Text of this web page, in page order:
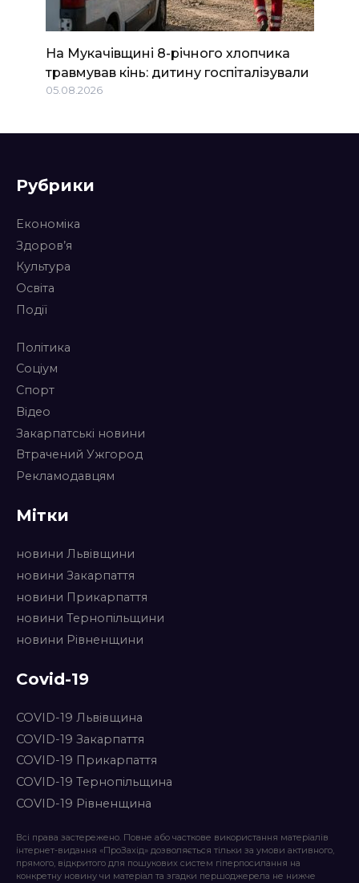
На Мукачівщині 8-річного хлопчика
травмував кінь: дитину госпіталізували
05.08.2026
Рубрики
Економіка
Здоров’я
Культура
Освіта
Події
Політика
Соціум
Спорт
Відео
Закарпатські новини
Втрачений Ужгород
Рекламодавцям
Мітки
новини Львівщини
новини Закарпаття
новини Прикарпаття
новини Тернопільщини
новини Рівненщини
Covid-19
COVID-19 Львівщина
COVID-19 Закарпаття
COVID-19 Прикарпаття
COVID-19 Тернопільщина
COVID-19 Рівненщина
Всі права застережено. Повне або часткове використання матеріалів
інтернет-видання «ПроЗахід» дозволяється тільки за умови активного,
прямого, відкритого для пошукових систем гіперпосилання на
конкретну новину чи матеріал та згадки першоджерела не нижче